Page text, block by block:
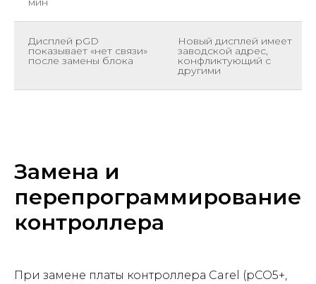
Дисплей pGD
показывает «нет связи»
после замены блока
Новый дисплей имеет
заводской адрес,
конфликтующий с
другими
Замена и
перепрограммирование
контроллера
При замене платы контроллера Carel (pCO5+,